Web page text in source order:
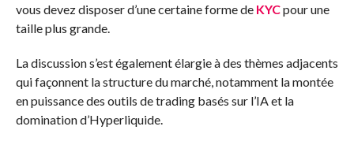
vous devez disposer d’une certaine forme de KYCpour une
taille plus grande.
La discussion s’est également élargie à des thèmes adjacents
qui façonnent la structure du marché, notamment la montée
en puissance des outils de trading basés sur l’IA et la
domination d’Hyperliquide.